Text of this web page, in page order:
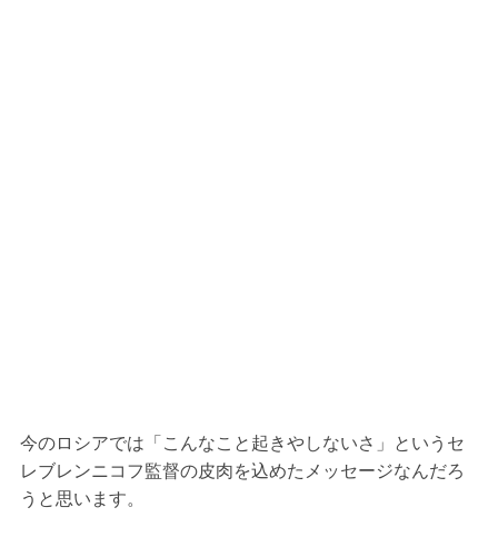
今のロシアでは「こんなこと起きやしないさ」というセ
レブレンニコフ監督の皮肉を込めたメッセージなんだろ
うと思います。